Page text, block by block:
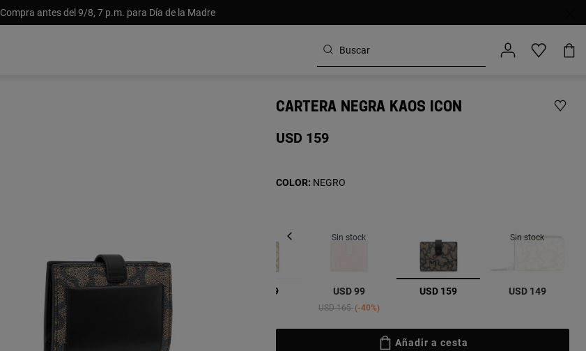
Compra antes del 9/8, 7 p.m. para Día de la Madre
CARTERA NEGRA KAOS ICON
USD 159
USD 159
Sin stock
USD 99
Price reduced from
USD 165to-40%
seleccionado
USD 159
Sin stock
USD 149
COLOR: NEGRO
Añadir a cesta